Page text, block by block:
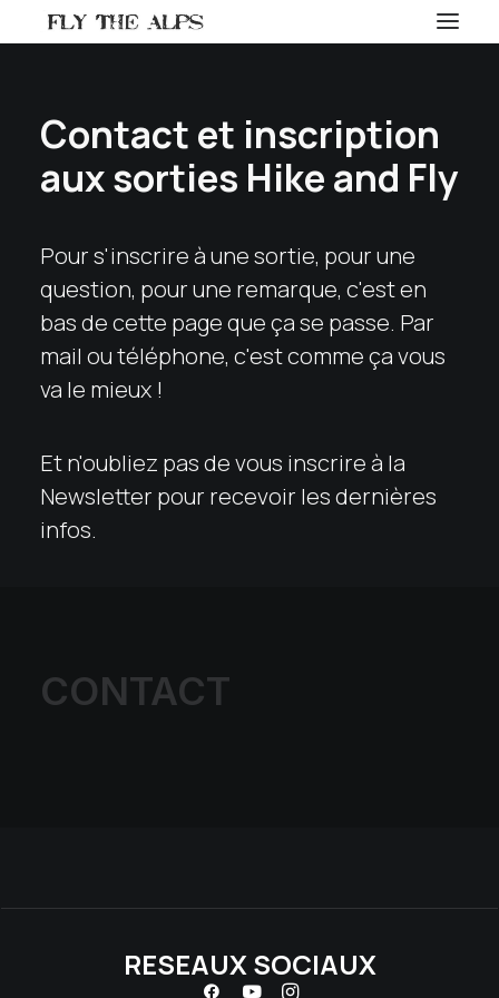
Contact et inscription
aux sorties Hike and Fly
Pour s'inscrire à une sortie, pour une
question, pour une remarque, c'est en
bas de cette page que ça se passe. Par
mail ou téléphone, c'est comme ça vous
va le mieux !
Et n'oubliez pas de vous inscrire à la
Newsletter pour recevoir les dernières
infos.
CONTACT
RESEAUX SOCIAUX